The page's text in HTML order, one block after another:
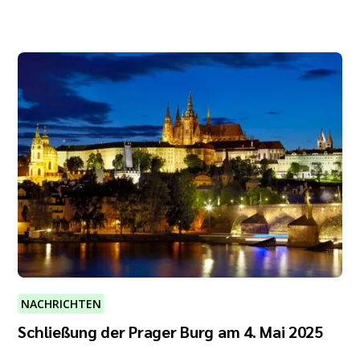
NACHRICHTEN
Schließung der Prager Burg am 4. Mai 2025